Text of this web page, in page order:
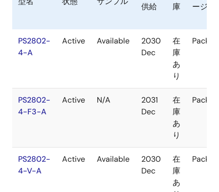
供給
庫
ージ
PS2802-
4-A
Active Available
2030
Dec
在
庫
あ
り
PS2802-
4-F3-A
Active N/A
2031
Dec
在
庫
あ
り
PS2802-
4-V-A
Active Available
2030
Dec
在
庫
あ